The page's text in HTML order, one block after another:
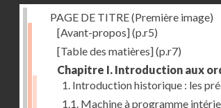
PAGE DE TITRE (Première image)
[Avant-propos](p.r5)
[Table des matières](p.r7)
Chapitre I. Introduction aux
1. Introduction historique : les
1.1. Machine à programme